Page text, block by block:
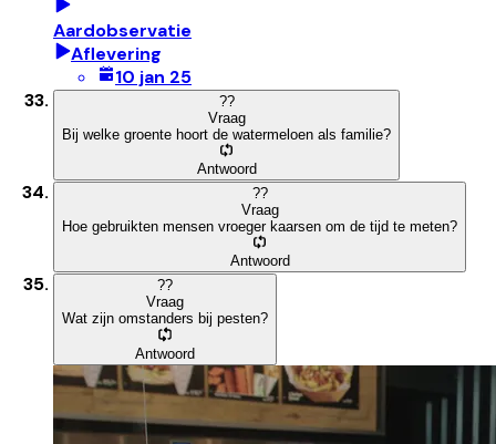
Aardobservatie
Aflevering
10 jan 25
??
Vraag
Bij welke groente hoort de watermeloen als familie?
Antwoord
??
Vraag
Hoe gebruikten mensen vroeger kaarsen om de tijd te meten?
Antwoord
??
Vraag
Wat zijn omstanders bij pesten?
Antwoord